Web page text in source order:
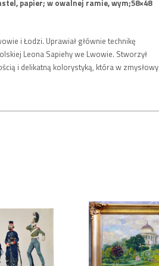
papier; w owalnej ramie, wym;58×48
i Łodzi. Uprawiał głównie technikę
Leona Sapiehy we Lwowie. Stworzył
i delikatną kolorystyką, która w zmysłowy